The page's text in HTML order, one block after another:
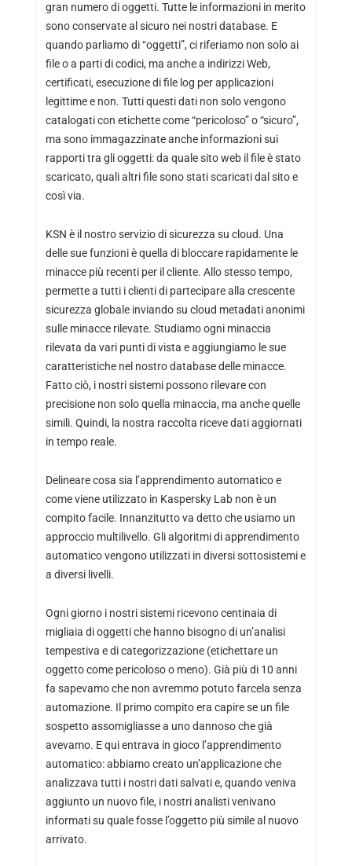
gran numero di oggetti. Tutte le informazioni in merito
sono conservate al sicuro nei nostri database. E
quando parliamo di “oggetti”, ci riferiamo non solo ai
file o a parti di codici, ma anche a indirizzi Web,
certificati, esecuzione di file log per applicazioni
legittime e non. Tutti questi dati non solo vengono
catalogati con etichette come “pericoloso” o “sicuro”,
ma sono immagazzinate anche informazioni sui
rapporti tra gli oggetti: da quale sito web il file è stato
scaricato, quali altri file sono stati scaricati dal sito e
così via.
KSN è il nostro servizio di sicurezza su cloud. Una
delle sue funzioni è quella di bloccare rapidamente le
minacce più recenti per il cliente. Allo stesso tempo,
permette a tutti i clienti di partecipare alla crescente
sicurezza globale inviando su cloud metadati anonimi
sulle minacce rilevate. Studiamo ogni minaccia
rilevata da vari punti di vista e aggiungiamo le sue
caratteristiche nel nostro database delle minacce.
Fatto ciò, i nostri sistemi possono rilevare con
precisione non solo quella minaccia, ma anche quelle
simili. Quindi, la nostra raccolta riceve dati aggiornati
in tempo reale.
Delineare cosa sia l’apprendimento automatico e
come viene utilizzato in Kaspersky Lab non è un
compito facile. Innanzitutto va detto che usiamo un
approccio multilivello. Gli algoritmi di apprendimento
automatico vengono utilizzati in diversi sottosistemi e
a diversi livelli.
Ogni giorno i nostri sistemi ricevono centinaia di
migliaia di oggetti che hanno bisogno di un’analisi
tempestiva e di categorizzazione (etichettare un
oggetto come pericoloso o meno). Già più di 10 anni
fa sapevamo che non avremmo potuto farcela senza
automazione. Il primo compito era capire se un file
sospetto assomigliasse a uno dannoso che già
avevamo. E qui entrava in gioco l’apprendimento
automatico: abbiamo creato un’applicazione che
analizzava tutti i nostri dati salvati e, quando veniva
aggiunto un nuovo file, i nostri analisti venivano
informati su quale fosse l’oggetto più simile al nuovo
arrivato.